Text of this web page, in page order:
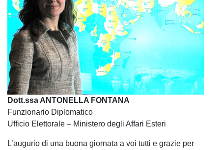
Dott.ssa ANTONELLA FONTANA
Funzionario Diplomatico
Ufficio Elettorale – Ministero degli Affari Esteri
L’augurio di una buona giornata a voi tutti e grazie per